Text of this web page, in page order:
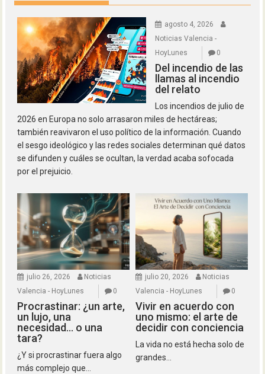
agosto 4, 2026
Noticias Valencia -
HoyLunes
0
Del incendio de las
llamas al incendio
del relato
Los incendios de julio de
2026 en Europa no solo arrasaron miles de hectáreas;
también reavivaron el uso político de la información. Cuando
el sesgo ideológico y las redes sociales determinan qué datos
se difunden y cuáles se ocultan, la verdad acaba sofocada
por el prejuicio.
julio 26, 2026
Noticias
Valencia - HoyLunes
0
Procrastinar: ¿un arte,
un lujo, una
necesidad… o una
tara?
¿Y si procrastinar fuera algo
más complejo que...
julio 20, 2026
Noticias
Valencia - HoyLunes
0
Vivir en acuerdo con
uno mismo: el arte de
decidir con conciencia
La vida no está hecha solo de
grandes...